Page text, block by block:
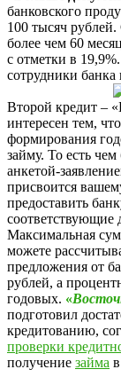
банковского
100 тысяч
более чем 60
с отметки в
сотрудники
Второй кредит –
интересен тем,
формирования
займу. То есть
анкетой-
присвоится
предоставить
соответствующие
Максимальная
можете
предложения от
рублей, а
годовых. «
подготовил
кредитованию,
проверки
получение займа